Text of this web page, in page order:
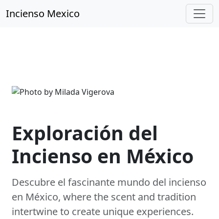
Incienso Mexico
Exploración del
Incienso en México
Descubre el fascinante mundo del incienso
en México, where the scent and tradition
intertwine to create unique experiences.